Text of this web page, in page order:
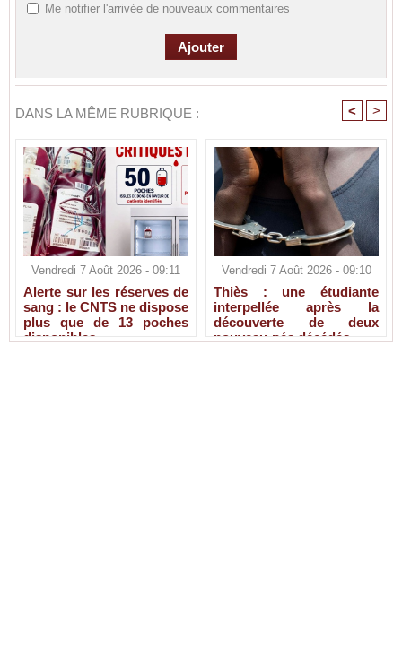
Me notifier l'arrivée de nouveaux commentaires
DANS LA MÊME RUBRIQUE : < >
Vendredi 7 Août 2026 - 09:11
Alerte sur les réserves de
sang : le CNTS ne dispose
plus que de 13 poches
disponibles
Vendredi 7 Août 2026 - 09:10
Thiès : une étudiante
interpellée après la
découverte de deux
nouveau-nés décédés